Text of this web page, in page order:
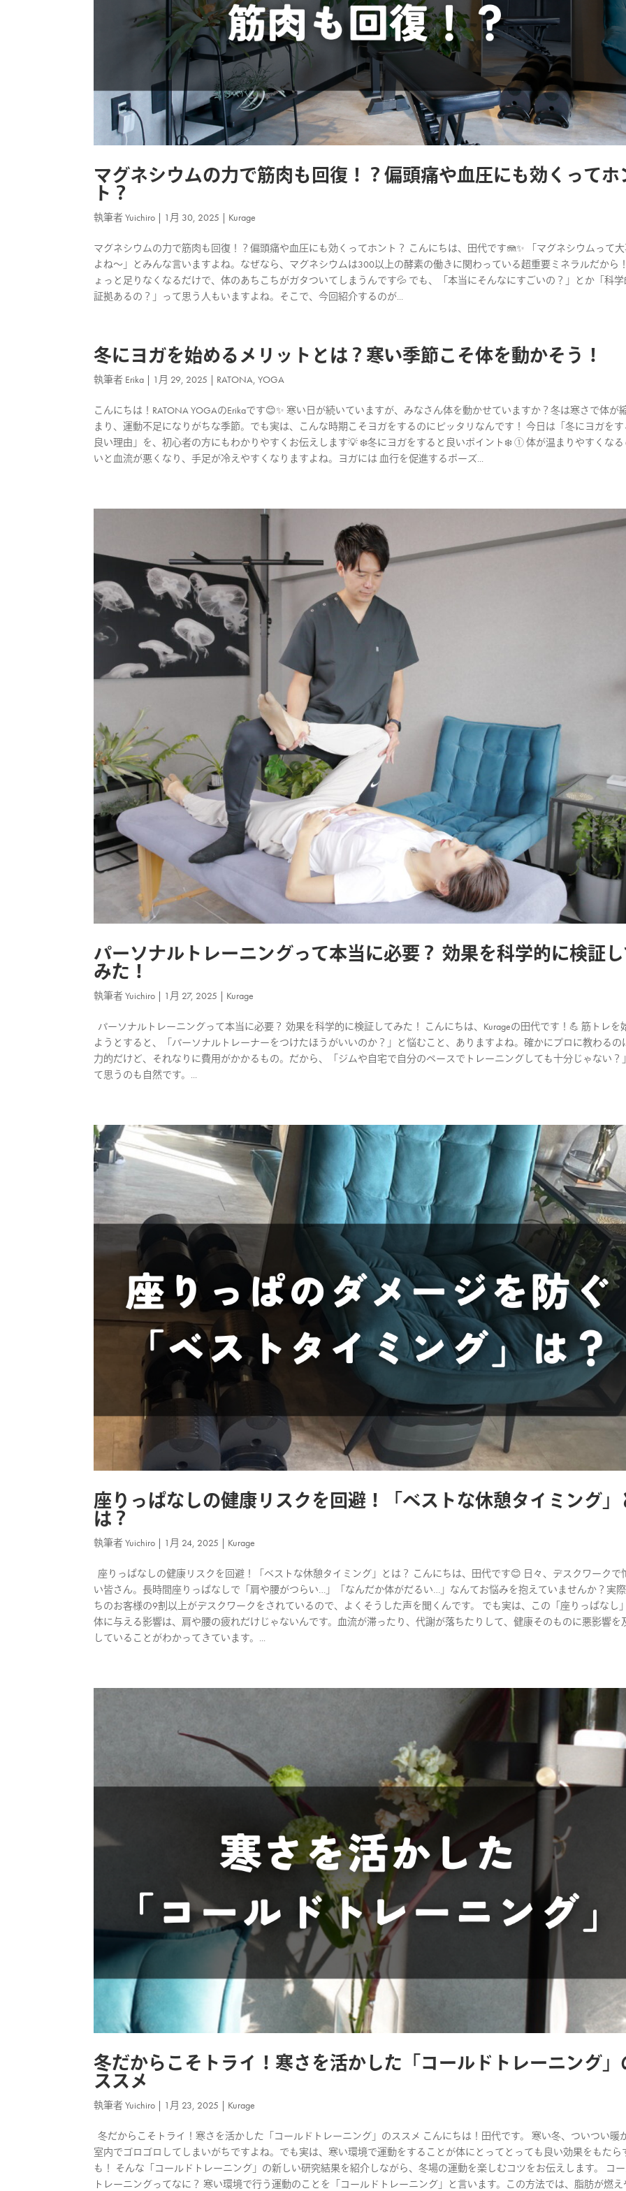
マグネシウムの力で筋肉も回復！？偏頭痛や血圧にも効くってホ
ト？
執筆者Yuichiro | 1月 30, 2025 | Kurage
マグネシウムの力で筋肉も回復！？偏頭痛や血圧にも効くってホント？ こんにちは、田代です🪼✨ 「マグネシウムって
よね～」とみんな言いますよね。なぜなら、マグネシウムは300以上の酵素の働きに関わっている超重要ミネラルだから
ょっと足りなくなるだけで、体のあちこちがガタついてしまうんです💦 でも、「本当にそんなにすごいの？」とか「科
証拠あるの？」って思う人もいますよね。そこで、今回紹介するのが...
冬にヨガを始めるメリットとは？寒い季節こそ体を動かそう！
執筆者 Erika | 1月 29, 2025 | RATONA,YOGA
こんにちは！RATONA YOGAのErikaです😊✨ 寒い日が続いていますが、みなさん体を動かせていますか？冬は寒さで体が
まり、運動不足になりがちな季節。でも実は、こんな時期こそヨガをするのにピッタリなんです！ 今日は「冬にヨガを
良い理由」を、初心者の方にもわかりやすくお伝えします💡 ❄️冬にヨガをすると良いポイント❄️ ① 体が温まりやすくなる
いと血流が悪くなり、手足が冷えやすくなりますよね。ヨガには 血行を促進するポーズ...
パーソナルトレーニングって本当に必要？ 効果を科学的に検証
みた！
執筆者Yuichiro | 1月 27, 2025 | Kurage
パーソナルトレーニングって本当に必要？ 効果を科学的に検証してみた！ こんにちは、Kurageの田代です！💪 筋トレを
ようとすると、「パーソナルトレーナーをつけたほうがいいのか？」と悩むこと、ありますよね。確かにプロに教わるの
力的だけど、それなりに費用がかかるもの。だから、「ジムや自宅で自分のペースでトレーニングしても十分じゃない？
て思うのも自然です。...
座りっぱなしの健康リスクを回避！「ベストな休憩タイミング」
は？
執筆者Yuichiro | 1月 24, 2025 | Kurage
座りっぱなしの健康リスクを回避！「ベストな休憩タイミング」とは？ こんにちは、田代です😊 日々、デスクワークで
い皆さん。長時間座りっぱなしで「肩や腰がつらい…」「なんだか体がだるい…」なんてお悩みを抱えていませんか？実
ちのお客様の9割以上がデスクワークをされているので、よくそうした声を聞くんです。 でも実は、この「座りっぱなし
体に与える影響は、肩や腰の疲れだけじゃないんです。血流が滞ったり、代謝が落ちたりして、健康そのものに悪影響を
していることがわかってきています。...
冬だからこそトライ！寒さを活かした「コールドトレーニング」
ススメ
執筆者Yuichiro 1月 23, 2025 Kurage
冬だからこそトライ！寒さを活かした「コールドトレーニング」のススメ こんにちは！田代です。 寒い冬、ついつい暖
室内でゴロゴロしてしまいがちですよね。でも実は、寒い環境で運動をすることが体にとってとっても良い効果をもたら
も！ そんな「コールドトレーニング」の新しい研究結果を紹介しながら、冬場の運動を楽しむコツをお伝えします。 コ
トレーニングってなに？ 寒い環境で行う運動のことを「コールドトレーニング」と言います。この方法では、脂肪が燃え